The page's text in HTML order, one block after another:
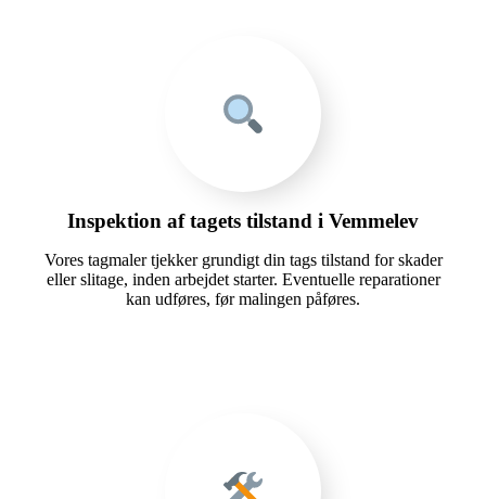
Inspektion af tagets tilstand i Vemmelev
Vores tagmaler tjekker grundigt din tags tilstand for skader
eller slitage, inden arbejdet starter. Eventuelle reparationer
kan udføres, før malingen påføres.